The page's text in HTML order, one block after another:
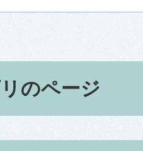
のページ